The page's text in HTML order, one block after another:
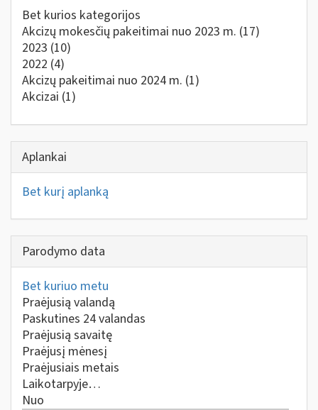
Bet kurios kategorijos
Akcizų mokesčių pakeitimai nuo 2023 m. (17)
2023 (10)
2022 (4)
Akcizų pakeitimai nuo 2024 m. (1)
Akcizai (1)
Aplankai
Bet kurį aplanką
Parodymo data
Bet kuriuo metu
Praėjusią valandą
Paskutines 24 valandas
Praėjusią savaitę
Praėjusį mėnesį
Praėjusiais metais
Laikotarpyje…
Nuo